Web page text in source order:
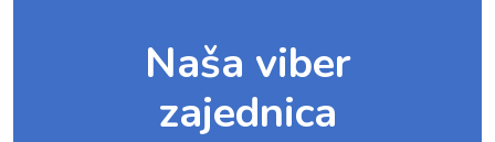
Naša viber
zajednica